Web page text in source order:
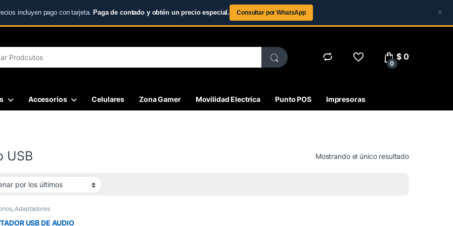
incluyen pago con tarjeta. Paga de contado y obtén un precio especial. Consultar por WhatsApp ×
0
$ 0
Accesorios Celulares Zona Gamer Movilidad Electrica Punto POS Impresoras
USB Mostrando el único resultado
,Adaptadores
USB DE AUDIO